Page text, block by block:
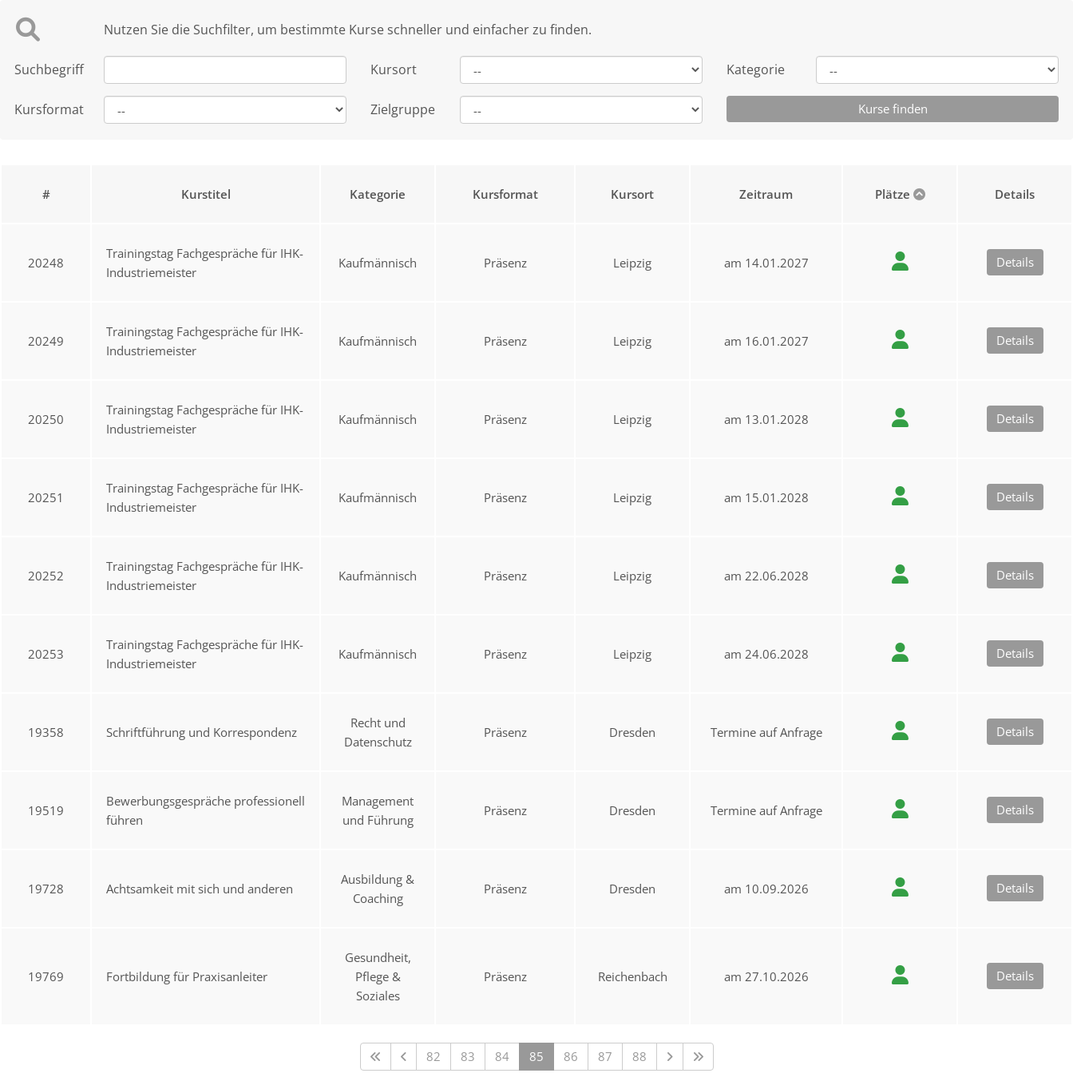
Nutzen Sie die Suchfilter, um bestimmte Kurse schneller und einfacher zu finden.
Suchbegriff Kursort Kategorie
Kursformat Zielgruppe
# Kurstitel Kategorie Kursformat Kursort Zeitraum Plätze Details
20248
Trainingstag Fachgespräche für IHK-
Industriemeister
Kaufmännisch Präsenz Leipzig am 14.01.2027 Details
20249
Trainingstag Fachgespräche für IHK-
Industriemeister
Kaufmännisch Präsenz Leipzig am 16.01.2027 Details
20250
Trainingstag Fachgespräche für IHK-
Industriemeister
Kaufmännisch Präsenz Leipzig am 13.01.2028 Details
20251
Trainingstag Fachgespräche für IHK-
Industriemeister
Kaufmännisch Präsenz Leipzig am 15.01.2028 Details
20252
Trainingstag Fachgespräche für IHK-
Industriemeister
Kaufmännisch Präsenz Leipzig am 22.06.2028 Details
20253
Trainingstag Fachgespräche für IHK-
Industriemeister
Kaufmännisch Präsenz Leipzig am 24.06.2028 Details
19358 Schriftführung und Korrespondenz
Recht und
Datenschutz
Präsenz Dresden Termine auf Anfrage Details
19519
Bewerbungsgespräche professionell
führen
Management
und Führung
Präsenz Dresden Termine auf Anfrage Details
19728 Achtsamkeit mit sich und anderen
Ausbildung &
Coaching
Präsenz Dresden am 10.09.2026 Details
19769 Fortbildung für Praxisanleiter
Gesundheit,
Pflege &
Soziales
Präsenz Reichenbach am 27.10.2026 Details
82 83 84 85 86 87 88